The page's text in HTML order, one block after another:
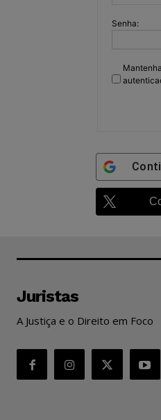
Senha:
Juristas
A Justiça e o Direito em Foco